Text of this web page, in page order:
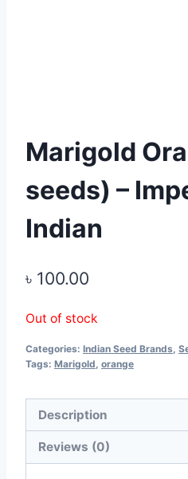
Marigold
seeds) –
Indian
৳ 100.00
Out of stock
Categories: Indian Seed Brands
Tags: Marigold orange
Description
Reviews (0)